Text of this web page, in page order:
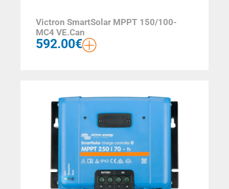
Victron SmartSolar MPPT 150/100-
MC4 VE.Can
592.00€